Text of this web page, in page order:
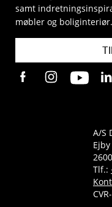
samt
møbler og
A/S
Tlf.: